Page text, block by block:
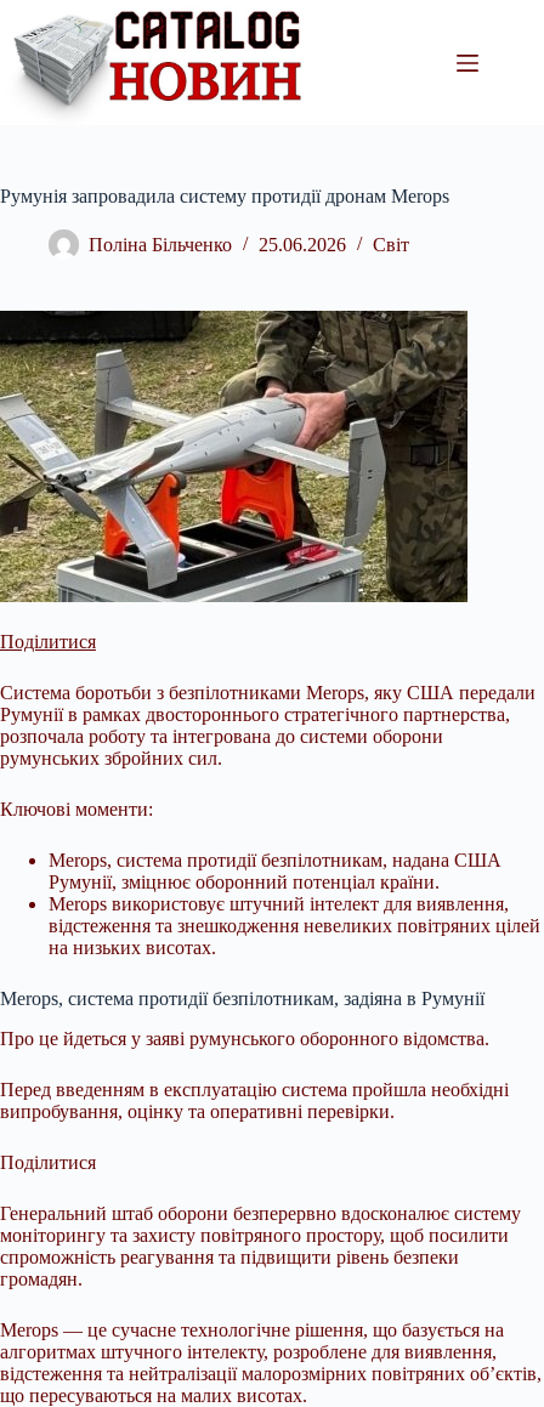
вмісту
Румунія запровадила систему протидії дронам Merops
Поліна Більченко 25.06.2026 Світ
Поділитися
Система боротьби з безпілотниками Merops, яку США передали
Румунії в рамках двостороннього стратегічного партнерства,
розпочала роботу та інтегрована до системи оборони
румунських збройних сил.
Ключові моменти:
Merops, система протидії безпілотникам, надана США
Румунії, зміцнює оборонний потенціал країни.
Merops використовує штучний інтелект для виявлення,
відстеження та знешкодження невеликих повітряних цілей
на низьких висотах.
Merops, система протидії безпілотникам, задіяна в Румунії
Про це йдеться у заяві румунського оборонного відомства.
Перед введенням в експлуатацію система пройшла необхідні
випробування, оцінку та оперативні перевірки.
Поділитися
Генеральний штаб оборони безперервно вдосконалює систему
моніторингу та захисту повітряного простору, щоб посилити
спроможність реагування та підвищити рівень безпеки
громадян.
Merops — це сучасне технологічне рішення, що базується на
алгоритмах штучного інтелекту, розроблене для виявлення,
відстеження та нейтралізації малорозмірних повітряних об’єктів,
що пересуваються на малих висотах.